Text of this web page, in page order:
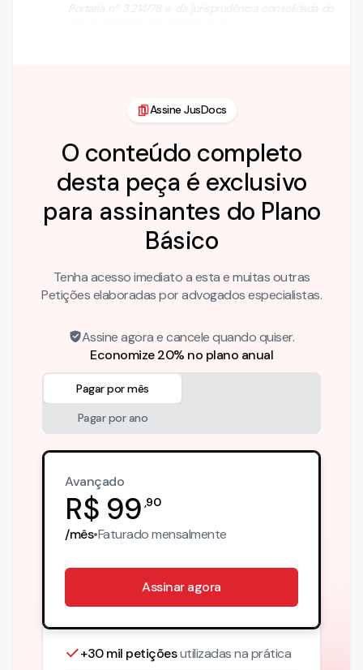
Portaria nº 3.214/78 e da jurisprudência consolidada do
Assine JusDocs
O conteúdo completo
desta peça é exclusivo
para assinantes do Plano
Básico
Tenha acesso imediato a esta e muitas outras
Petições elaboradas por advogados especialistas.
Assine agora e cancele quando quiser.
Economize 20% no plano anual
Pagar por mês
Pagar por ano
Avançado
R$ 99 ,90
/mês•Faturadomensalmente
Assinar agora
+30 mil petiçõesutilizadas na prática